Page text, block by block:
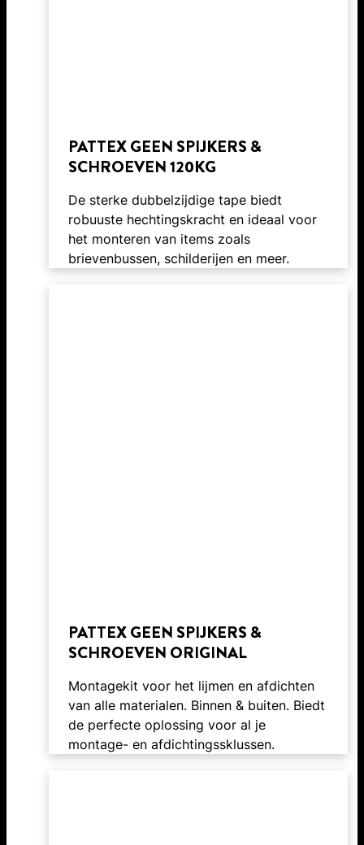
PATTEX GEEN SPIJKERS &
SCHROEVEN 120KG
De sterke dubbelzijdige tape biedt
robuuste hechtingskracht en ideaal voor
het monteren van items zoals
brievenbussen, schilderijen en meer.
PATTEX GEEN SPIJKERS &
SCHROEVEN ORIGINAL
Montagekit voor het lijmen en afdichten
van alle materialen. Binnen & buiten. Biedt
de perfecte oplossing voor al je
montage- en afdichtingssklussen.